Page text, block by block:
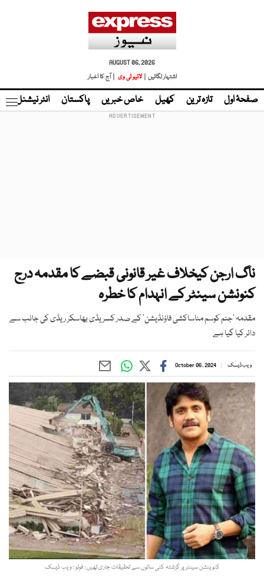
AUGUST 06, 2026
اشتہار لگائیں |
لائیو ٹی وی | آج کا اخبار
صفحۂ اول تازہ ترین کھیل خاص خبریں پاکستان انٹر نیشنل
ناگ ارجن کیخلاف غیر قانونی قبضے کا مقدمہ درج
کنونشن سینٹر کے انہدام کا خطرہ
مقدمہ ’جنم کوسم مناساکشی فاؤنڈیشن‘ کے صدر کسریڈی بھاسکر ریڈی کی جانب سے
دائر کیا گیا ہے
ویب ڈیسک October 06, 2024
کنوینشن سینٹر پر گزشتہ کئی سالوں سے تحقیقات جاری تھیں : فوٹو : ویب ڈیسک